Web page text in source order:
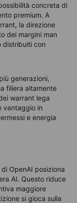
concreta di
premium. A
la direzione
dei margini man
distribuiti con
generazioni,
filiera altamente
warrant lega
vantaggio in
e energia
OpenAI posiziona
AI. Questo riduce
maggiore
si gioca sulla